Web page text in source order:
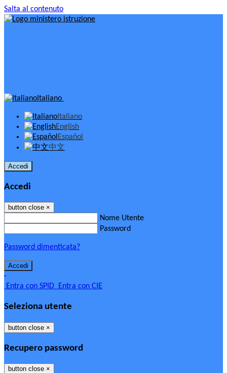
Salta al contenuto
Italiano
Italiano
English
Español
中文
Accedi
Accedi
button close ×
Nome Utente
Password
Password dimenticata?
-
Entra con SPID Entra con CIE
Seleziona utente
button close ×
Recupero password
button close ×